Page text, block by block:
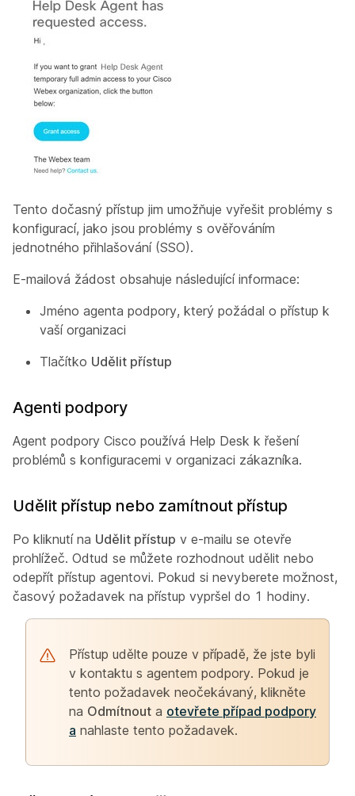
Tento dočasný přístup jim umožňuje vyřešit problémy s
konfigurací, jako jsou problémy s ověřováním
jednotného přihlašování (SSO).
E-mailová žádost obsahuje následující informace:
Jméno agenta podpory, který požádal o přístup k
vaší organizaci
Tlačítko Udělit přístup
Agenti podpory
Agent podpory Cisco používá Help Desk k řešení
problémů s konfiguracemi v organizaci zákazníka.
Udělit přístup nebo zamítnout přístup
Po kliknutí na Udělit přístup v e-mailu se otevře
prohlížeč. Odtud se můžete rozhodnout udělit nebo
odepřít přístup agentovi. Pokud si nevyberete možnost,
časový požadavek na přístup vypršel do 1 hodiny.
Přístup udělte pouze v případě, že jste byli
v kontaktu s agentem podpory. Pokud je
tento požadavek neočekávaný, klikněte
na Odmítnout a otevřete případ podpory
a nahlaste tento požadavek.